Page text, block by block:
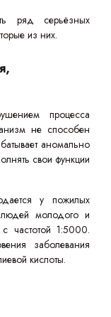
ряд серьёзных
из них.
процесса
не способен
аномально
свои функции
у пожилых
молодого и
с частотой 1:5000.
заболевания
кислоты.